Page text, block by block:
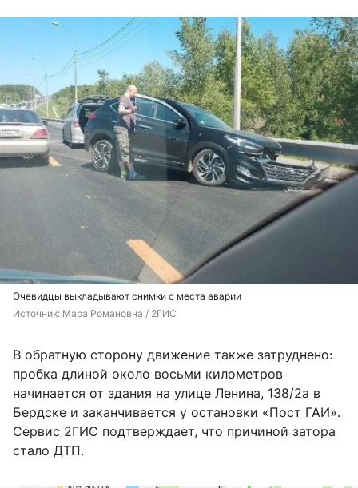
Очевидцы выкладывают снимки с места аварии
Источник: Мара Романовна / 2ГИС
В обратную сторону движение также затруднено:
пробка длиной около восьми километров
начинается от здания на улице Ленина, 138/2а в
Бердске и заканчивается у остановки «Пост ГАИ».
Сервис 2ГИС подтверждает, что причиной затора
стало ДТП.